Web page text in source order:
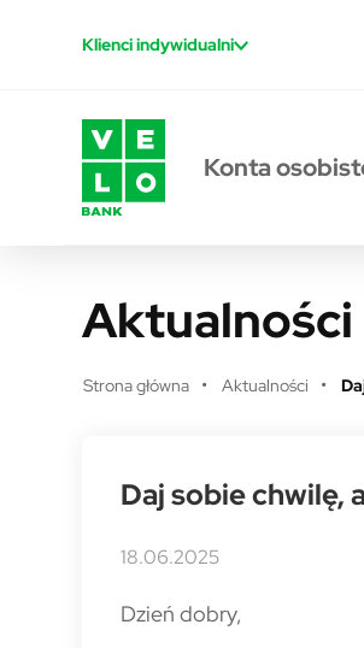
Klienci indywidualni
Konta
Aktualności
Strona główna Aktualności
Daj sobie chwilę,
18.06.2025
Dzień dobry,